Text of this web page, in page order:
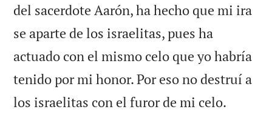
del sacerdote Aarón, ha hecho que mi ira
se aparte de los israelitas, pues ha
actuado con el mismo celo que yo habría
tenido por mi honor. Por eso no destruí a
los israelitas con el furor de mi celo.